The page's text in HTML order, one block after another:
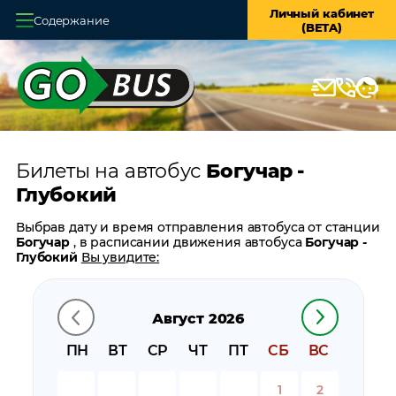
Содержание
Личный кабинет
(BETA)
Главная
О системе
Оплата и доставка
Возврат билетов
Заказ автобуса
Контакты
Билеты на автобус Богучар -
Глубокий
Август 2026
ПН
ВТ СР ЧТ ПТ СБ ВС
1 2
Выбрав дату и время отправления автобуса от станции
Богучар , в расписании движения автобусаБогучар -
Глубокий Вы увидите:
время прибытия
время в пути
цену билета
Богучар